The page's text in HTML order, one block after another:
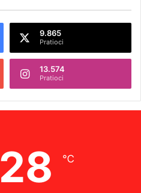
9.865
Pratioci
13.574
Pratioci
28 ℃